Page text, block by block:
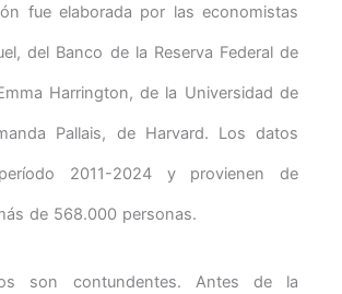
fue elaborada por las economistas
del Banco de la Reserva Federal de
Harrington, de la Universidad de
Pallais, de Harvard. Los datos
2011-2024 y provienen de
de 568.000 personas.
son contundentes. Antes de la